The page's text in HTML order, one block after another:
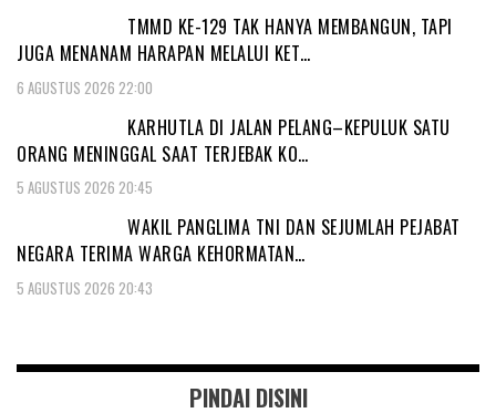
TMMD KE-129 TAK HANYA MEMBANGUN, TAPI
JUGA MENANAM HARAPAN MELALUI KET…
6 AGUSTUS 2026 22:00
KARHUTLA DI JALAN PELANG–KEPULUK SATU
ORANG MENINGGAL SAAT TERJEBAK KO…
5 AGUSTUS 2026 20:45
WAKIL PANGLIMA TNI DAN SEJUMLAH PEJABAT
NEGARA TERIMA WARGA KEHORMATAN…
5 AGUSTUS 2026 20:43
PINDAI DISINI